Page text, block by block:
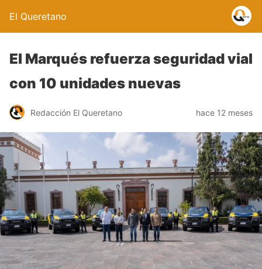
El Queretano
El Marqués refuerza seguridad vial
con 10 unidades nuevas
Redacción El Queretano hace 12 meses